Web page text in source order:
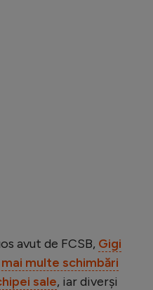
avut de FCSB, Gigi
multe schimbări
sale, iar diverși